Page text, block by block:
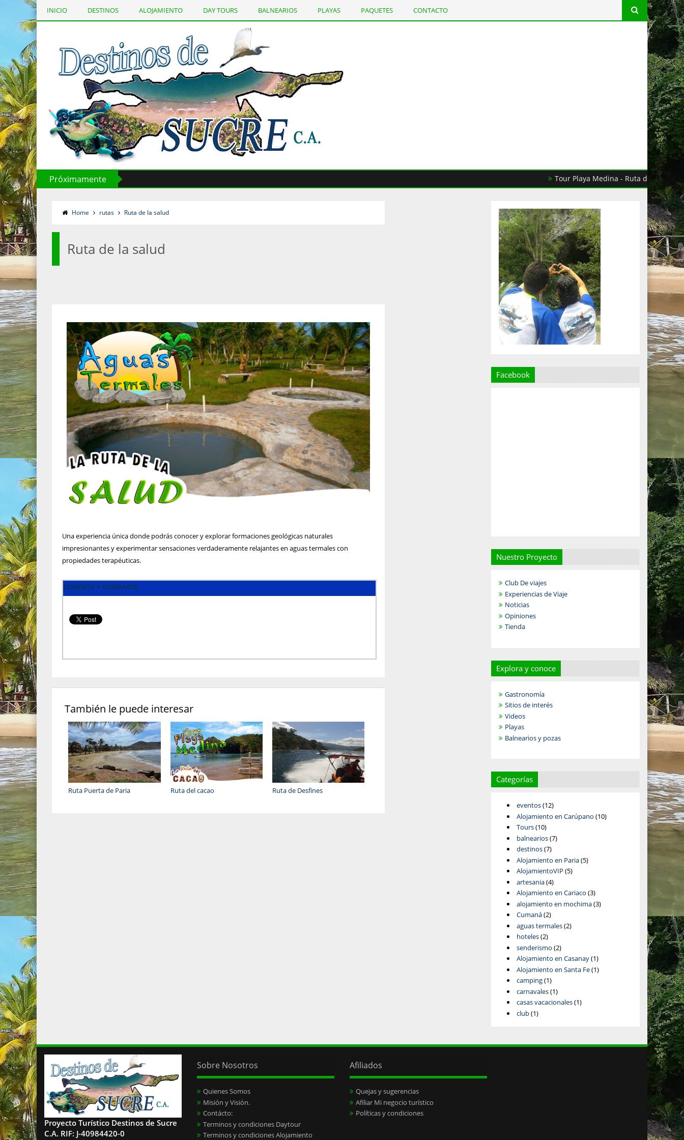
INICIO DESTINOS ALOJAMIENTO DAY TOURS BALNEARIOS PLAYAS PAQUETES CONTACTO
Próximamente Tour Playa Medina - Ruta del Cacao
Home rutas Ruta de la salud
Ruta de la salud
Una experiencia única donde podrás conocer y explorar formaciones geológicas naturales
impresionantes y experimentar sensaciones verdaderamente relajantes en aguas termales con
propiedades terapéuticas.
COMENTA Y COMPARTE:
También le puede interesar
Ruta de Desfines
Ruta del cacao
Ruta Puerta de Paria
Facebook
Nuestro Proyecto
Club De viajes
Experiencias de Viaje
Noticias
Opiniones
Tienda
Explora y conoce
Gastronomía
Sitios de interés
Videos
Playas
Balnearios y pozas
Categorías
eventos(12)
Alojamiento en Carúpano (10)
Tours(10)
balnearios(7)
destinos(7)
Alojamiento en Paria(5)
AlojamientoVIP (5)
artesania(4)
Alojamiento en Cariaco (3)
alojamiento en mochima(3)
Cumaná(2)
aguas termales(2)
hoteles(2)
senderismo (2)
Alojamiento en Casanay(1)
Alojamiento en Santa Fe(1)
camping(1)
carnavales(1)
casas vacacionales(1)
club(1)
Proyecto Turístico Destinos de Sucre
C.A. RIF: J-40984420-0
Sobre Nosotros
Quienes Somos
Misión y Visión.
Contácto:
Terminos y condiciones Daytour
Terminos y condiciones Alojamiento
Afiliados
Quejas y sugerencias
Afiliar Mi negocio turístico
Políticas y condiciones